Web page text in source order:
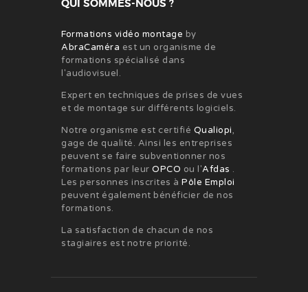
QUI SOMMES-NOUS ?
Formations vidéo montage by
AbraCaméra est un organisme de
formations spécialisé dans
l'audiovisuel.
Expert en techniques de prises de vues
et de montage sur différents logiciels.
Notre organisme est certifié Qualiopi,
gage de qualité. Ainsi les entreprises
peuvent se faire subventionner nos
formations par leur OPCO ou l'Afdas .
Les personnes inscrites à Pôle Emploi
peuvent également bénéficier de nos
formations.
La satisfaction de chacun de nos
stagiaires est notre priorité.